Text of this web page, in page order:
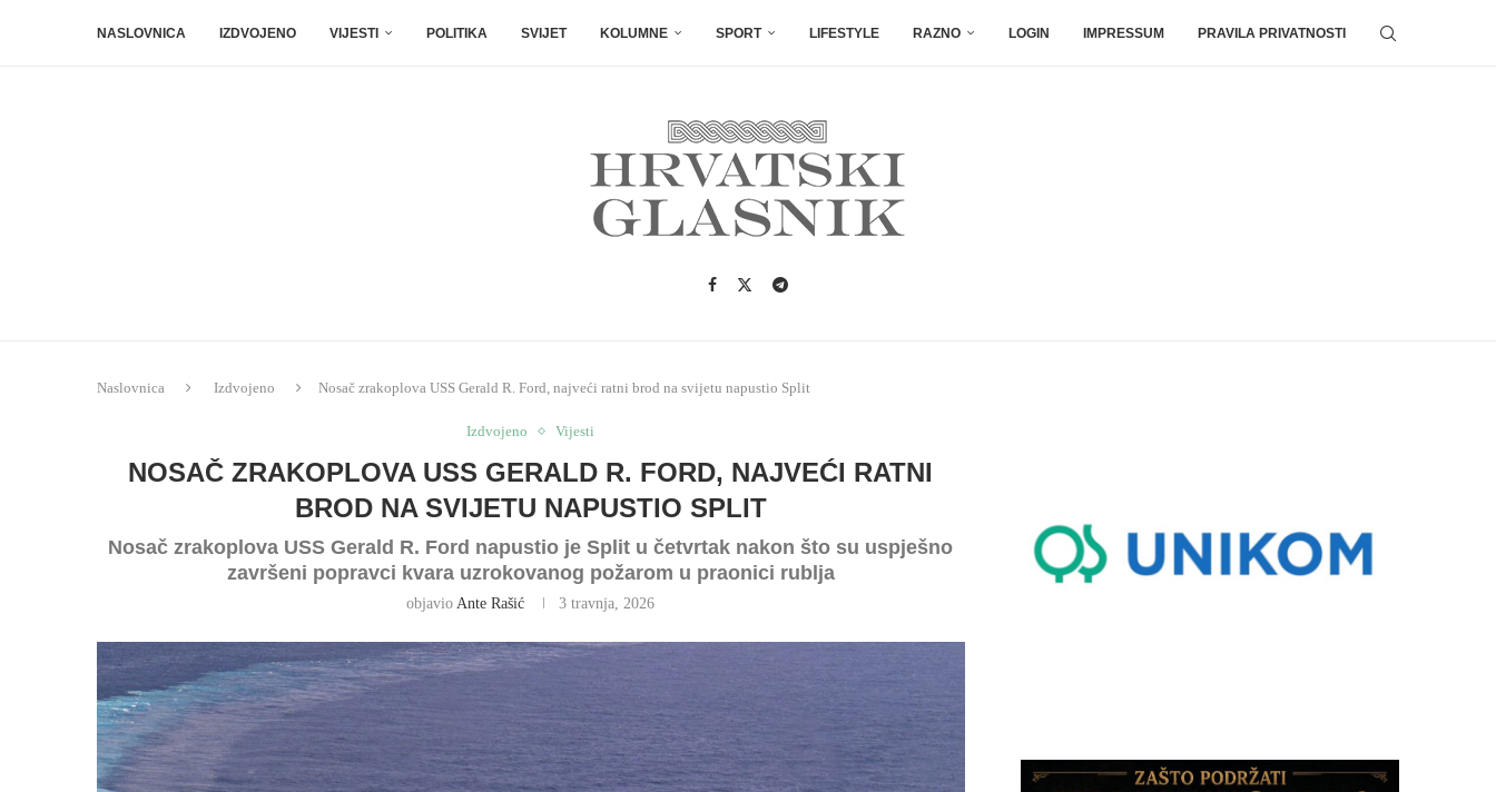
NASLOVNICA IZDVOJENO VIJESTI POLITIKA SVIJET KOLUMNE SPORT LIFESTYLE RAZNO LOGIN IMPRESSUM PRAVILA PRIVATNOSTI
Naslovnica Izdvojeno Nosač zrakoplova USS Gerald R. Ford, najveći ratni brod na svijetu napustio Split
Izdvojeno Vijesti
NOSAČ ZRAKOPLOVA USS GERALD R. FORD, NAJVEĆI RATNI
BROD NA SVIJETU NAPUSTIO SPLIT
Nosač zrakoplova USS Gerald R. Ford napustio je Split u četvrtak nakon što su uspješno
završeni popravci kvara uzrokovanog požarom u praonici rublja
objavioAnte Rašić 3 travnja, 2026